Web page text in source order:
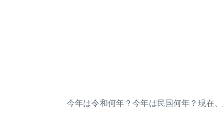
今年は令和何年？今年は民国何年？現在、